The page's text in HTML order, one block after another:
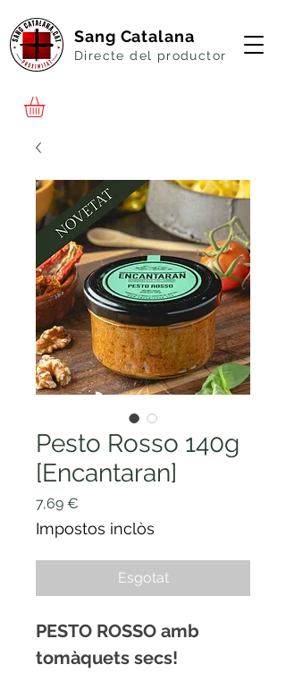
Sang Catalana
Directe del productor
Pesto Rosso 140g
[Encantaran]
7,69 €
Impostos inclòs
Esgotat
PESTO ROSSO amb
tomàquets secs!